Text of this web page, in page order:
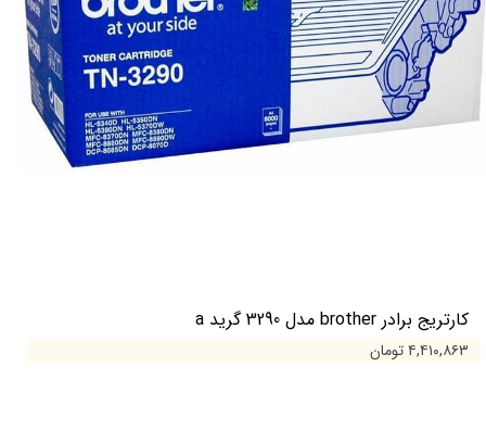
کارتریج برادر brother مدل 3290 گرید a
۴,۴۱۰,۸۶۳ تومان